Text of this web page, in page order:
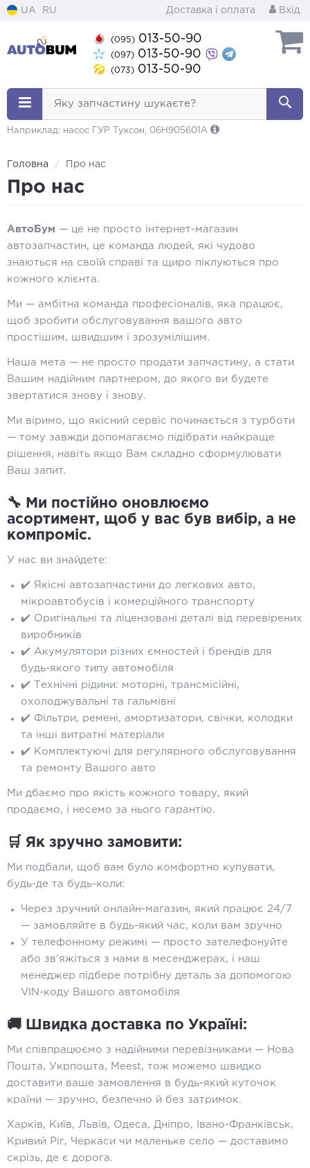
UA RU Доставка і оплата Вхід
(095) 013-50-90
(097) 013-50-90
(073) 013-50-90
Яку запчастину шукаєте?
Наприклад: насос ГУР Туксон, 06H905601A
Головна Про нас
Про нас
АвтоБум — це не просто інтернет-магазин
автозапчастин, це команда людей, які чудово
знаються на своїй справі та щиро піклуються про
кожного клієнта.
Ми — амбітна команда професіоналів, яка працює,
щоб зробити обслуговування вашого авто
простішим, швидшим і зрозумілішим.
Наша мета — не просто продати запчастину, а стати
Вашим надійним партнером, до якого ви будете
звертатися знову і знову.
Ми віримо, що якісний сервіс починається з турботи
— тому завжди допомагаємо підібрати найкраще
рішення, навіть якщо Вам складно сформулювати
Ваш запит.
🔧 Ми постійно оновлюємо
асортимент, щоб у вас був вибір, а не
компроміс.
У нас ви знайдете:
✔️ Якісні автозапчастини до легкових авто,
мікроавтобусів і комерційного транспорту
✔️ Оригінальні та ліцензовані деталі від перевірених
виробників
✔️ Акумулятори різних ємностей і брендів для
будь-якого типу автомобіля
✔️ Технічні рідини: моторні, трансмісійні,
охолоджувальні та гальмівні
✔️ Фільтри, ремені, амортизатори, свічки, колодки
та інші витратні матеріали
✔️ Комплектуючі для регулярного обслуговування
та ремонту Вашого авто
Ми дбаємо про якість кожного товару, який
продаємо, і несемо за нього гарантію.
🛒 Як зручно замовити:
Ми подбали, щоб вам було комфортно купувати,
будь-де та будь-коли:
Через зручний онлайн-магазин, який працює 24/7
— замовляйте в будь-який час, коли вам зручно
У телефонному режимі — просто зателефонуйте
або зв'яжіться з нами в месенджерах, і наш
менеджер підбере потрібну деталь за допомогою
VIN-коду Вашого автомобіля
🚚 Швидка доставка по Україні:
Ми співпрацюємо з надійними перевізниками — Нова
Пошта, Укрпошта, Meest, тож можемо швидко
доставити ваше замовлення в будь-який куточок
країни — зручно, безпечно й без затримок.
Харків, Київ, Львів, Одеса, Дніпро, Івано-Франківськ,
Кривий Ріг, Черкаси чи маленьке село — доставимо
скрізь, де є дорога.